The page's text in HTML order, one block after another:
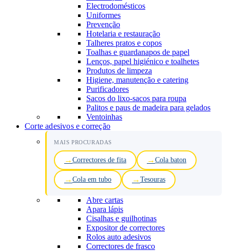
Electrodomésticos
Uniformes
Prevenção
Hotelaria e restauração
Talheres pratos e copos
Toalhas e guardanapos de papel
Lenços, papel higiénico e toalhetes
Produtos de limpeza
Higiene, manutenção e catering
Purificadores
Sacos do lixo-sacos para roupa
Palitos e paus de madeira para gelados
Ventoinhas
Corte adesivos e correção
MAIS PROCURADAS
Correctores de fita Cola baton
Cola em tubo Tesouras
Abre cartas
Apara lápis
Cisalhas e guilhotinas
Expositor de correctores
Rolos auto adesivos
Correctores de frasco